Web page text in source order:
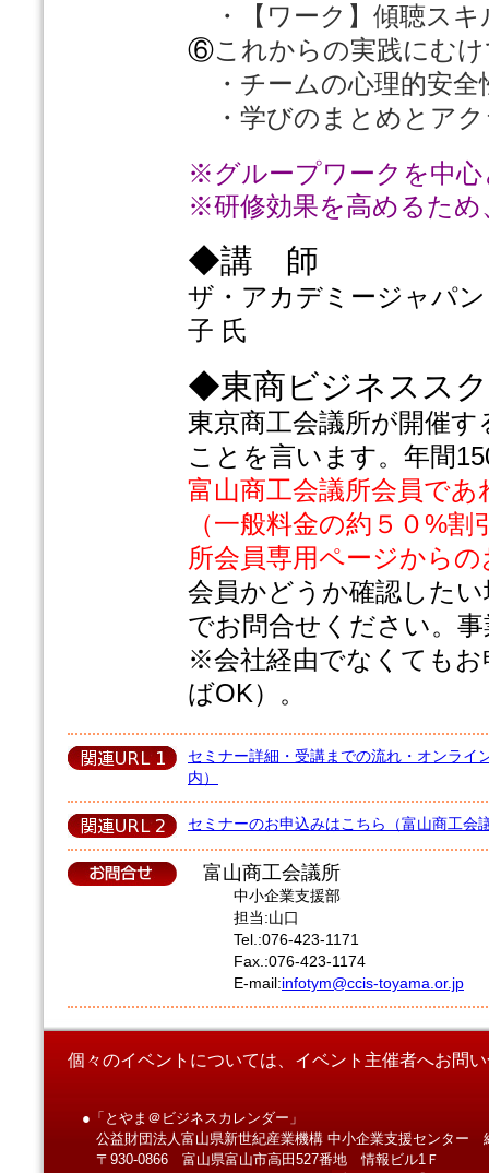
・【ワーク】傾聴スキ
⑥これからの実践にむ
・チームの心理的安全
・学びのまとめとア
※グループワークを中
※研修効果を高めるた
◆講 師
ザ・アカデミージャ
子 氏
◆東商ビジネスス
東京商工会議所が開催
ことを言います。年間
富山商工会議所会員であ
（一般料金の約５０%
所会員専用ページから
会員かどうか確認した
でお問合せください。
※会社経由でなくてもお
ばOK）。
セミナー詳細・受講までの流れ・オンライ
内）
セミナーのお申込みはこちら（富山商工会
富山商工会議所
中小企業支援部
担当:山口
Tel.:076-423-1171
Fax.:076-423-1174
E-mail:infotym@ccis-toyama.or.jp
個々のイベントについては、イベント主催者へお問
●「とやま＠ビジネスカレンダー」
公益財団法人富山県新世紀産業機構 中小企業支援センター
〒930-0866 富山県富山市高田527番地 情報ビル1Ｆ